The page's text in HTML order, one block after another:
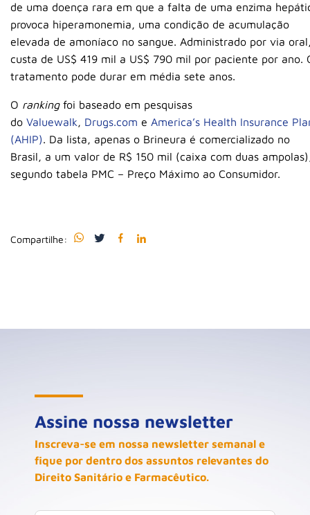
de uma doença rara em que a falta de uma enzima
provoca hiperamonemia, uma condição de acumulação
elevada de amoníaco no sangue. Administrado por via
custa de US$ 419 mil a US$ 790 mil por paciente por ano.
tratamento pode durar em média sete anos.
O rankingfoi baseado em pesquisas
do Valuewalk, Drugs.com e America’s Health Insurance
(AHIP). Da lista, apenas o Brineura é comercializado no
Brasil, a um valor de R$ 150 mil (caixa com duas
segundo tabela PMC – Preço Máximo ao Consumidor.
Compartilhe:
Assine nossa newsletter
Inscreva-se em nossa newsletter semanal e
fique por dentro dos assuntos relevantes do
Direito Sanitário e Farmacêutico.